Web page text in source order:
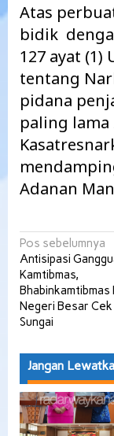
Atas
bidik
127 ayat (1)
tentang
pidana
paling lama
Adanan
Navigasi
pos
Pos sebelumnya
Antisipasi
Kamtibmas,
Bhabinkamtibmas
Negeri Besar
Sungai
Jangan